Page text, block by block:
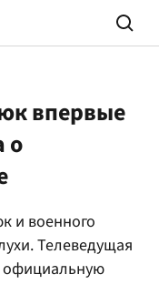
впервые
о
и военного
Телеведущая
официальную